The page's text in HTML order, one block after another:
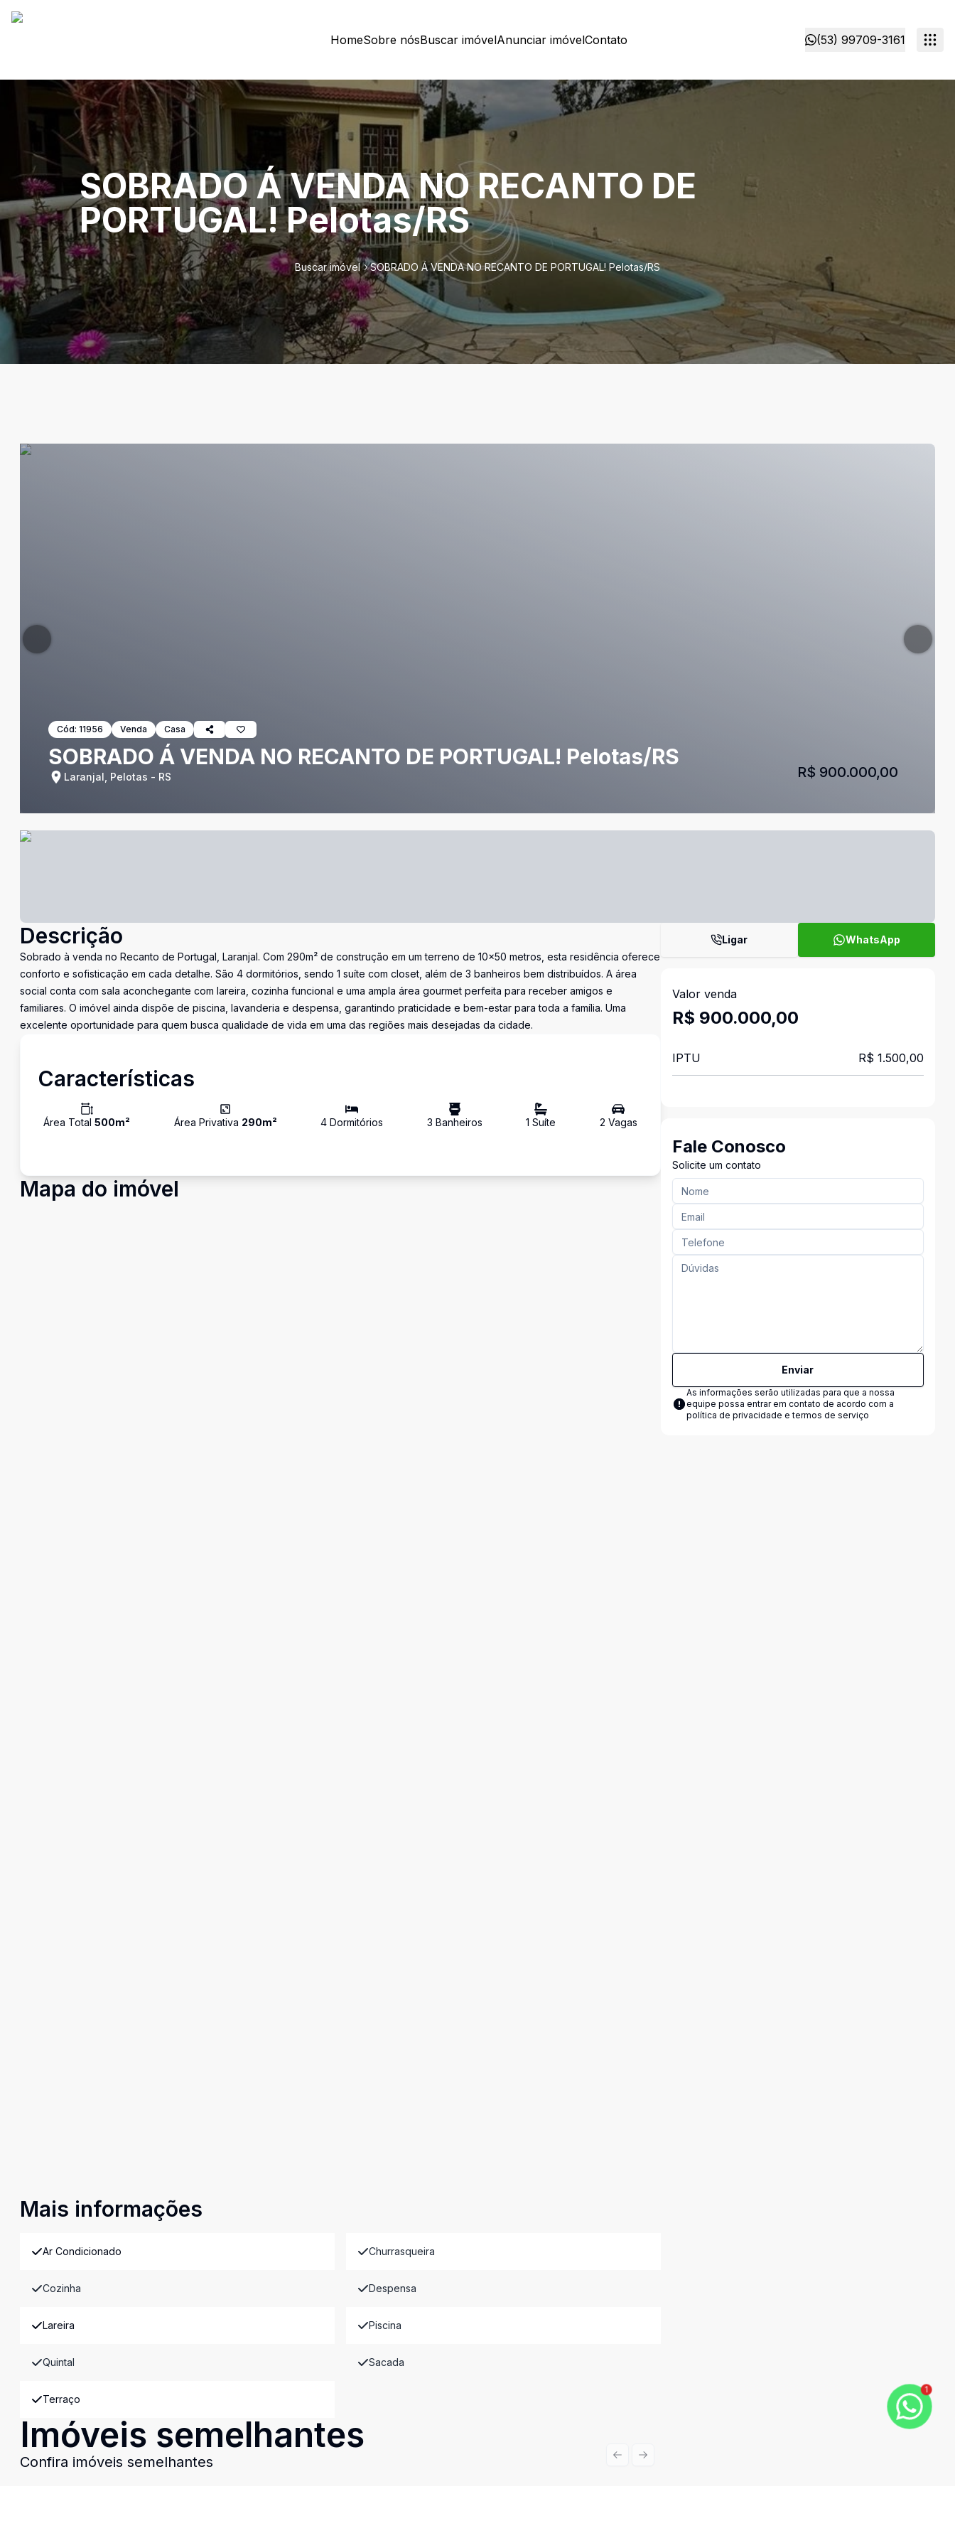
HomeSobre nósBuscar imóvelAnunciar imóvelContato (53) 99709-3161
SOBRADO Á VENDA NO RECANTO DE
PORTUGAL! Pelotas/RS
Buscar imóvel SOBRADO Á VENDA NO RECANTO DE PORTUGAL! Pelotas/RS
Cód: 11956 Venda Casa
SOBRADO Á VENDA NO RECANTO DE PORTUGAL! Pelotas/RS
Laranjal, Pelotas - RS R$ 900.000,00
Descrição
Sobrado à venda no Recanto de Portugal, Laranjal. Com 290m² de construção em um terreno de 10×50 metros, esta residência oferece
conforto e sofisticação em cada detalhe. São 4 dormitórios, sendo 1 suíte com closet, além de 3 banheiros bem distribuídos. A área
social conta com sala aconchegante com lareira, cozinha funcional e uma ampla área gourmet perfeita para receber amigos e
familiares. O imóvel ainda dispõe de piscina, lavanderia e despensa, garantindo praticidade e bem-estar para toda a família. Uma
excelente oportunidade para quem busca qualidade de vida em uma das regiões mais desejadas da cidade.
Características
Área Total 500m² Área Privativa 290m² 4 Dormitórios 3 Banheiros 1 Suíte 2 Vagas
Mapa do imóvel
Mais informações
Ar Condicionado Churrasqueira
Cozinha Despensa
Lareira Piscina
Quintal Sacada
Terraço
Imóveis semelhantes
Confira imóveis semelhantes Previous slide
Next slide
Ligar WhatsApp
Valor venda
R$ 900.000,00
IPTU R$ 1.500,00
Fale Conosco
Solicite um contato
Enviar
As informações serão utilizadas para que a nossa
equipe possa entrar em contato de acordo com a
política de privacidade e termos de serviço
1